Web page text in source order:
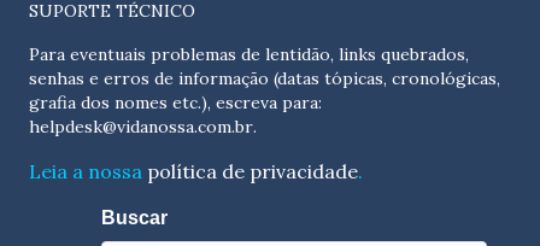
SUPORTE TÉCNICO
Para eventuais problemas de lentidão, links quebrados,
senhas e erros de informação (datas tópicas, cronológicas,
helpdesk@vidanossa.com.br.
Leia a nossa política de privacidade.
Buscar